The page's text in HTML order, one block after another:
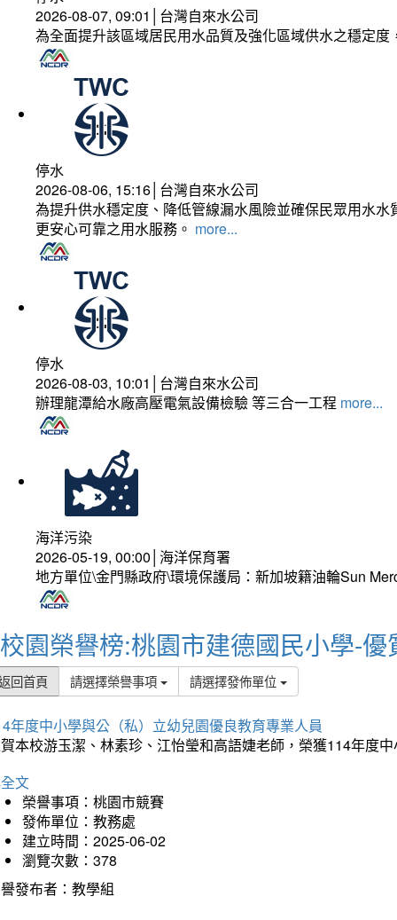
2026-08-07, 09:01│台灣自來水公司
為全面提升該區域居民用水品質及強化區域供水之穩定
停水
2026-08-06, 15:16│台灣自來水公司
為提升供水穩定度、降低管線漏水風險並確保民眾用水
更安心可靠之用水服務。 more...
停水
2026-08-03, 10:01│台灣自來水公司
辦理龍潭給水廠高壓電氣設備檢驗 等三合一工程 more...
海洋污染
2026-05-19, 00:00│海洋保育署
地方單位\金門縣政府\環境保護局：新加坡籍油輪Sun
校園榮譽榜:桃園市建德國民小學-優
回首頁 請選擇榮譽事項 請選擇發佈單位
年度中小學與公（私）立幼兒園優良教育專業人員
本校游玉潔、林素珍、江怡瑩和高語婕老師，榮獲114年度
文
榮譽事項：桃園市競賽
發佈單位：教務處
建立時間：2025-06-02
瀏覽次數：378
發布者：教學組